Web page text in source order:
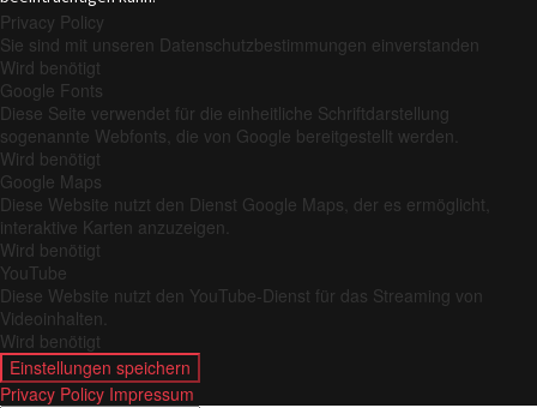
Privacy Policy
Sie sind mit unseren Datenschutzbestimmungen einverstanden
Wird benötigt
Google Fonts
Diese Seite verwendet für die einheitliche Schriftdarstellung
sogenannte Webfonts, die von Google bereitgestellt werden.
Wird benötigt
Google Maps
Diese Website nutzt den Dienst Google Maps, der es ermöglicht,
interaktive Karten anzuzeigen.
Wird benötigt
YouTube
Diese Website nutzt den YouTube-Dienst für das Streaming von
Videoinhalten.
Wird benötigt
Einstellungen speichern
Privacy Policy Impressum